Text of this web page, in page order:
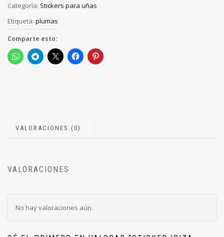
Categoría: Stickers para uñas
Etiqueta: plumas
Comparte esto:
VALORACIONES (0)
VALORACIONES
No hay valoraciones aún.